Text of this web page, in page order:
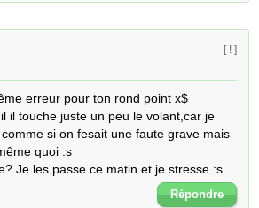
[ ! ]
erreur pour ton rond point x$
il touche juste un peu le volant,car je
si on fesait une faute grave mais
quoi :s
Je les passe ce matin et je stresse :s
Répondre